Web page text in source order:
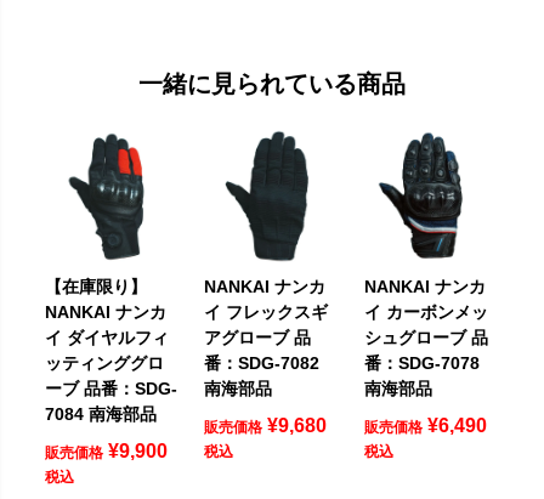
一緒に見られている商品
【在庫限り】
NANKAI ナンカ
イ ダイヤルフィ
ッティンググロ
ーブ 品番：SDG-
7084 南海部品
販売価格 ¥9,900
税込
NANKAI ナンカ
イ フレックスギ
アグローブ 品
番：SDG-7082
南海部品
販売価格 ¥9,680
税込
NANKAI ナンカ
イ カーボンメッ
シュグローブ 品
番：SDG-7078
南海部品
販売価格 ¥6,490
税込